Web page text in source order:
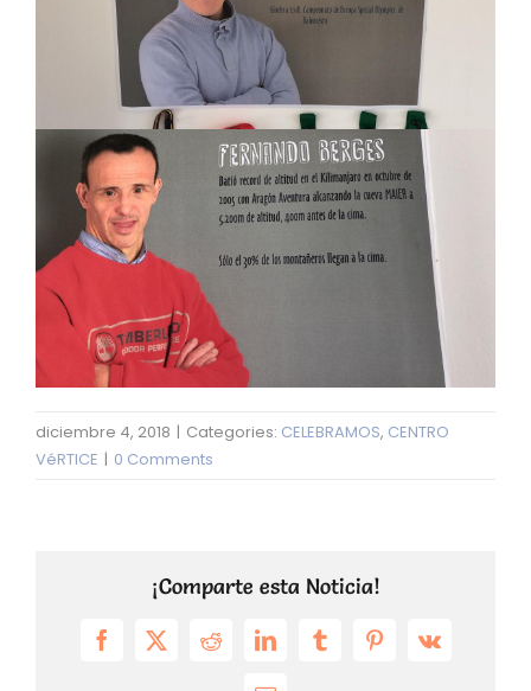
diciembre 4, 2018 | Categories: CELEBRAMOS, CENTRO
VéRTICE | 0 Comments
¡Comparte esta Noticia!
Facebook
X RedditLinkedInTumblrPinterest
Vk